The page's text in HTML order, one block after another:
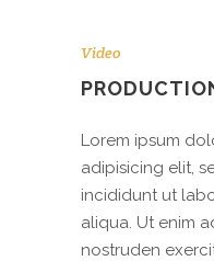
Video
Lorem ipsum
adipisicing elit,
incididunt ut
aliqua. Ut enim
nostruden